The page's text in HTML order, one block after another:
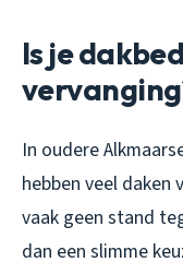
Is je
In oudere
hebben veel daken
vaak geen stand
dan een slimme